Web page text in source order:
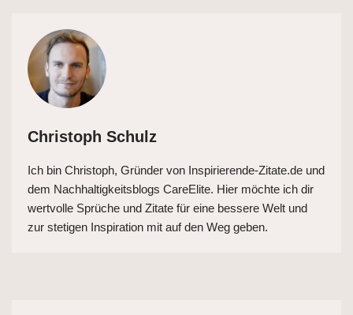
Christoph Schulz
Ich bin Christoph, Gründer von Inspirierende-Zitate.de und
dem Nachhaltigkeitsblogs CareElite. Hier möchte ich dir
wertvolle Sprüche und Zitate für eine bessere Welt und
zur stetigen Inspiration mit auf den Weg geben.